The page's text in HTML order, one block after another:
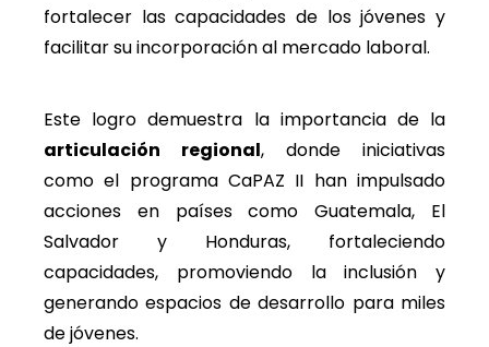
fortalecer las capacidades de los jóvenes y
facilitar su incorporación al mercado laboral.
Este logro demuestra la importancia de la
articulación regional, donde iniciativas
como el programa CaPAZ II han impulsado
acciones en países como Guatemala, El
Salvador y Honduras, fortaleciendo
capacidades, promoviendo la inclusión y
generando espacios de desarrollo para miles
de jóvenes.